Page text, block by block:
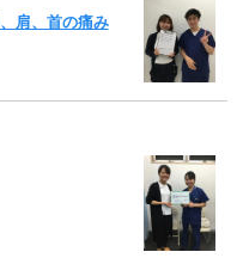
肩、首の痛み